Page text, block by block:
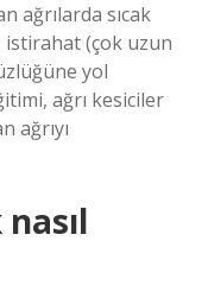
ağrılarda sıcak
istirahat (çok uzun
yol
ağrı kesiciler
ağrıyı